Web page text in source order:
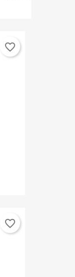
favorite_border
favorite_border